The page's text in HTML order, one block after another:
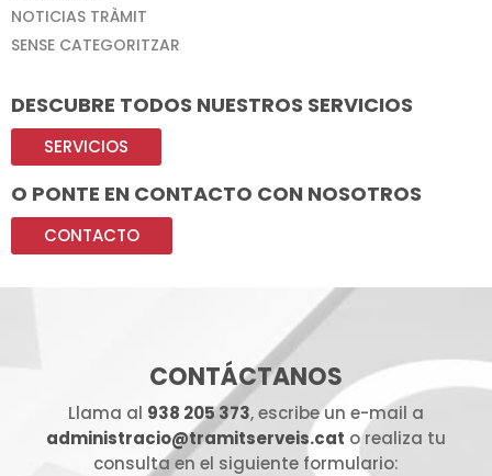
NOTICIAS TRÀMIT
SENSE CATEGORITZAR
DESCUBRE TODOS NUESTROS SERVICIOS
SERVICIOS
O PONTE EN CONTACTO CON NOSOTROS
CONTACTO
CONTÁCTANOS
Llama al 938 205 373, escribe un e-mail a
administracio@tramitserveis.cat o realiza tu
consulta en el siguiente formulario: